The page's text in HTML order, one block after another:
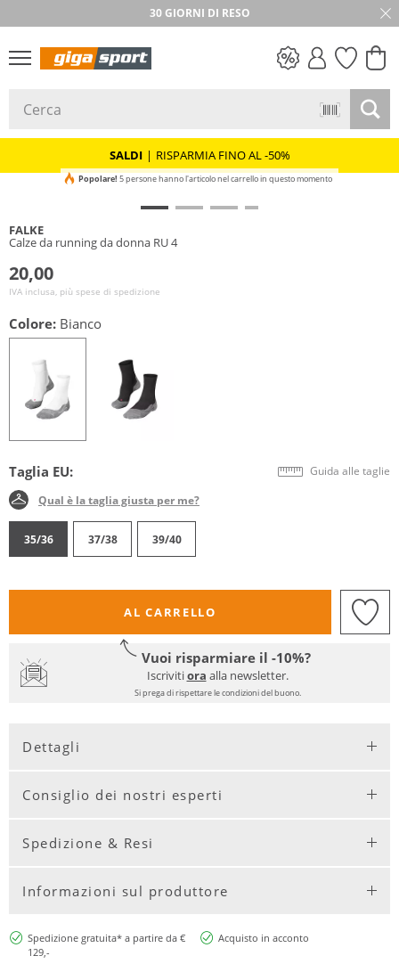
30 GIORNI DI RESO
SALDI | RISPARMIA FINO AL -50%
Popolare! 5 persone hanno l'articolo nel carrello in questo momento
FALKE
Calze da running da donna RU 4
20,00
IVA inclusa, più spese di spedizione
Colore: Bianco
Taglia EU: Guida alle taglie
Qual è la taglia giusta per me?
35/36 37/38 39/40
AL CARRELLO
Vuoi risparmiare il -10%?
Iscrivitiora alla newsletter.
Si prega di rispettare le condizioni del buono.
Dettagli
Consiglio dei nostri esperti
Spedizione & Resi
Informazioni sul produttore
Spedizione gratuita* a partire da €
129,-
Acquisto in acconto